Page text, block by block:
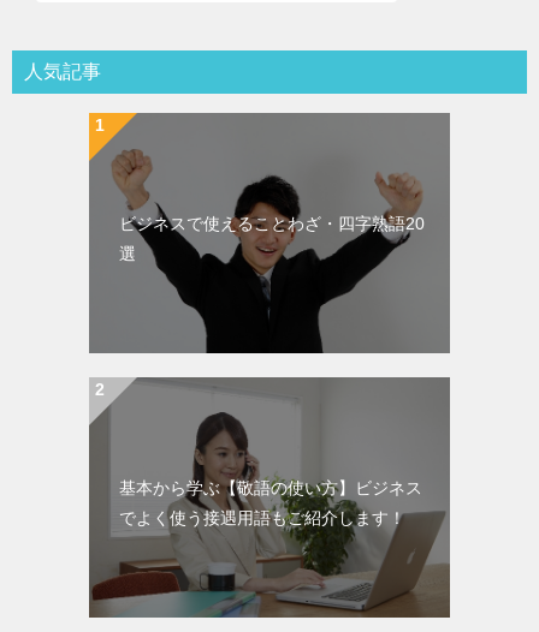
人気記事
ビジネスで使えることわざ・四字熟語20
選
基本から学ぶ【敬語の使い方】ビジネス
でよく使う接遇用語もご紹介します！